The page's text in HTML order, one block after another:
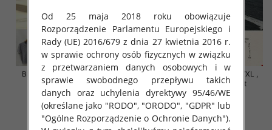
Bluzki damskie Roz S/M-L/XL ,
Mix Kolor Paczka 10 szt
42.00 zł
szczegóły
Bluzki damskie Roz S/M-L/XL ,
Mix Kolor Paczka 10 szt
42.00 zł
szczegóły
Od 25 maja 2018 roku obowiązuje
Rozporządzenie Parlamentu Europejskiego i
Rady (UE) 2016/679 z dnia 27 kwietnia 2016 r.
w sprawie ochrony osób fizycznych w związku
z przetwarzaniem danych osobowych i w
sprawie swobodnego przepływu takich
danych oraz uchylenia dyrektywy 95/46/WE
(określane jako "RODO", "ORODO", "GDPR" lub
"Ogólne Rozporządzenie o Ochronie Danych").